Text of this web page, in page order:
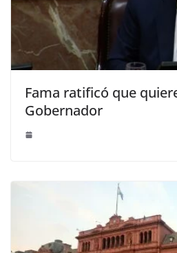
Fama ratificó que
Gobernador